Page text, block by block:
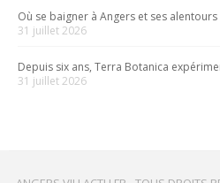
Où se baigner à Angers et ses alentours
31 juillet 2026
Depuis six ans, Terra Botanica
31 juillet 2026